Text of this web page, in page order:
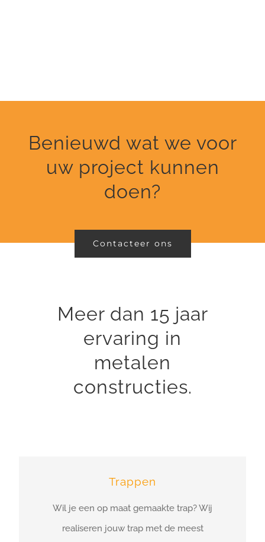
Benieuwd wat we voor
uw project kunnen
doen?
Contacteer ons
Meer dan 15 jaar
ervaring in
metalen
constructies.
Trappen
Wil je een op maat gemaakte trap? Wij
realiseren jouw trap met de meest